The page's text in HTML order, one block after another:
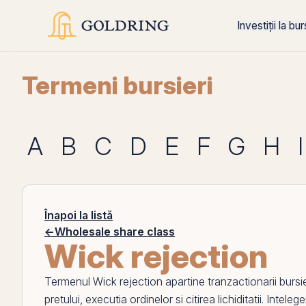
Investiții la
Termeni bursieri
A B C D E F G H I
Înapoi la listă
←Wholesale share class
Wick rejection
Termenul Wick rejection apartine tranzactionarii
pretului, executia ordinelor si citirea lichiditatii.